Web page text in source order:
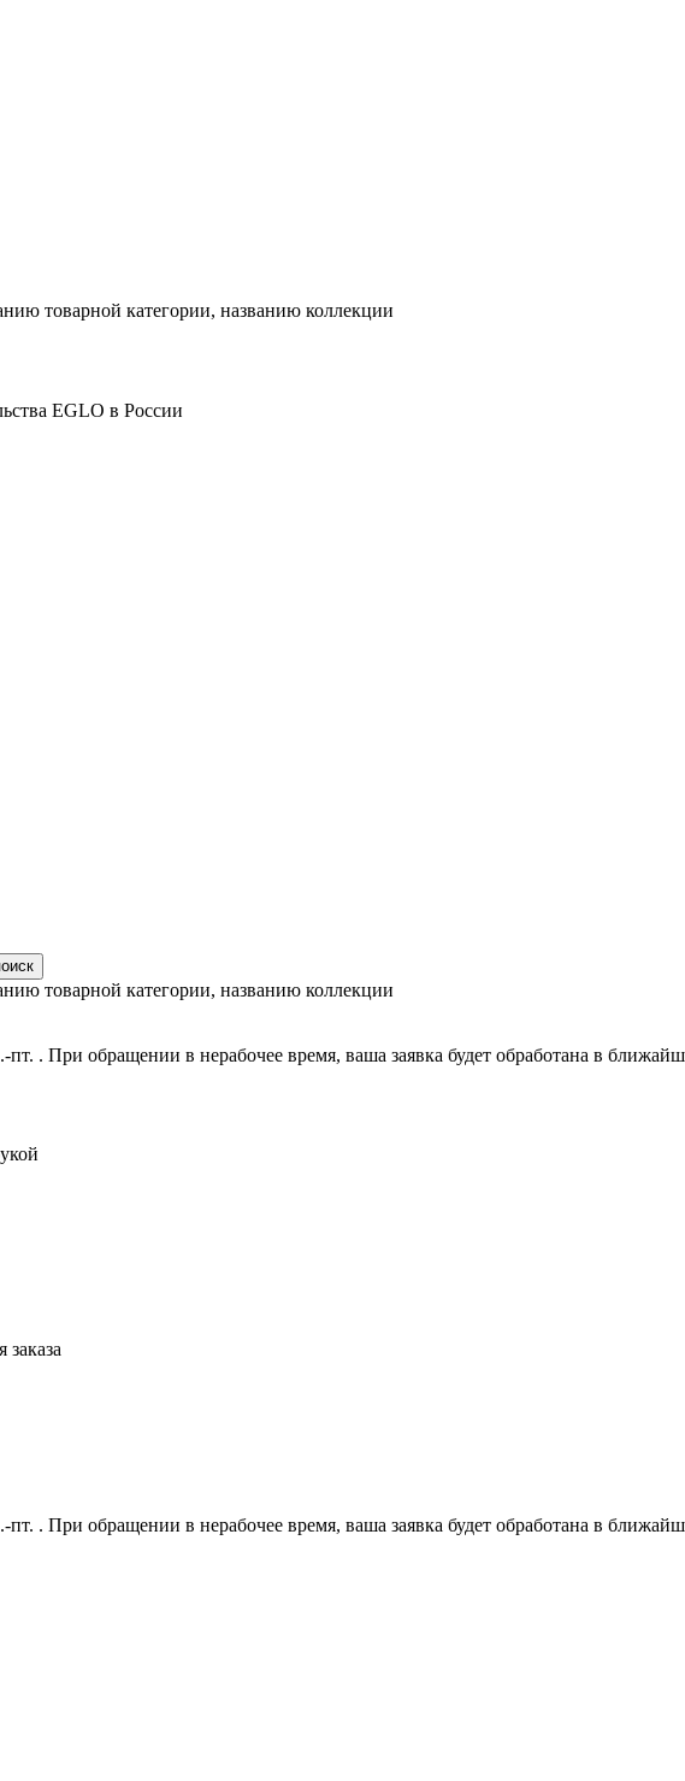
товарной категории, названию коллекции
EGLO в России
товарной категории, названию коллекции
. При обращении в нерабочее время, ваша заявка будет обработана в
. При обращении в нерабочее время, ваша заявка будет обработана в